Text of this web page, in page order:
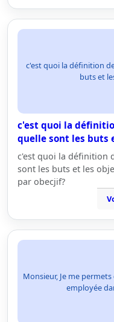
c'est quoi la définition
buts et
c'est quoi la
quelle sont les buts
c'est quoi la définition
sont les buts et les
par obecjif?
Monsieur, Je me
employée